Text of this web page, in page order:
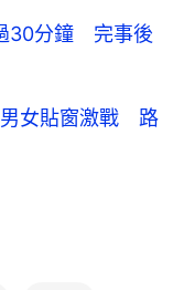
30分鐘 完事後
女貼窗激戰 路